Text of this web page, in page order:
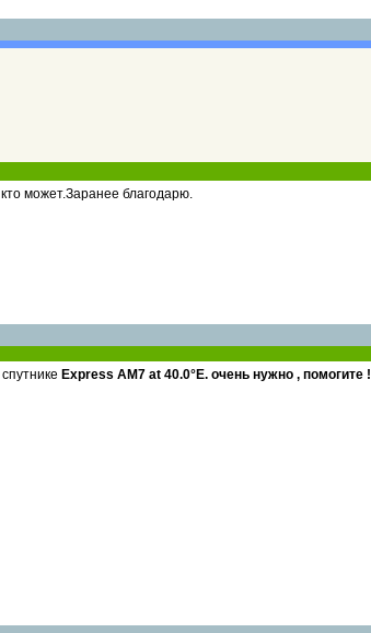
может.Заранее благодарю.
Express AM7 at 40.0°E. очень нужно , помогите !